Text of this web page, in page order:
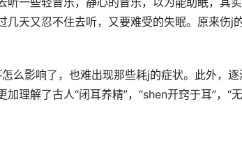
天又忍不住去听，又要难受的失眠。原来伤j
么影响了，也难出现那些耗j的症状。此外，逐
理解了古人“闭耳养精”，“shen开窍于耳”，“无